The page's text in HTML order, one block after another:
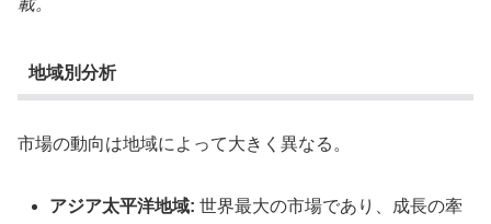
載。
地域別分析
市場の動向は地域によって大きく異なる。
アジア太平洋地域: 世界最大の市場であり、成長の牽